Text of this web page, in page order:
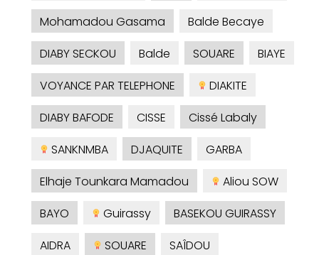
Mohamadou Gasama
Balde Becaye
DIABY SECKOU
Balde SOUARE
BIAYE
VOYANCE PAR TELEPHONE
DIAKITE
DIABY BAFODE
CISSE
Cissé Labaly
SANKNMBA
DJAQUITE
GARBA
Elhaje Tounkara Mamadou
Aliou SOW
BAYO
Guirassy
BASEKOU GUIRASSY
AIDRA
SOUARE
SAÎDOU